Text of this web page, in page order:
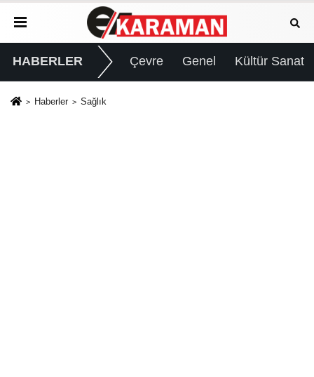
HABERLER Çevre Genel Kültür Sanat
Haberler Sağlık